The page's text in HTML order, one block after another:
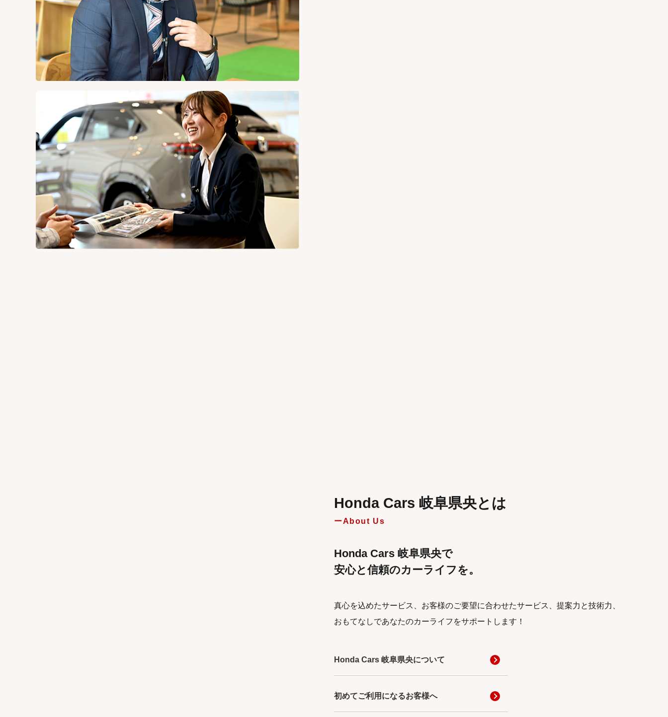
Honda Cars 岐阜県央とは
About Us
Honda Cars 岐阜県央で
安心と信頼のカーライフを。
真心を込めたサービス、お客様のご要望に合わせたサービス、提案力と技術力、
おもてなしであなたのカーライフをサポートします！
Honda Cars 岐阜県央について
初めてご利用になるお客様へ